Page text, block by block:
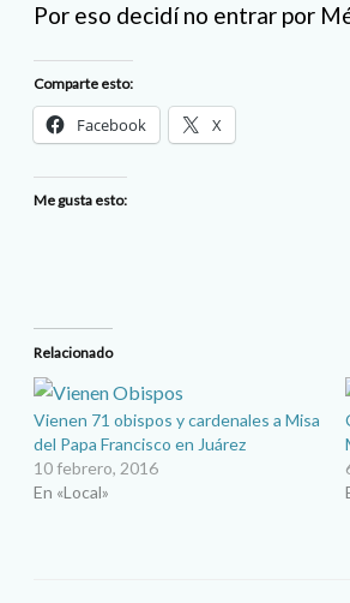
Por eso decidí no entrar por
Comparte esto:
Facebook X
Me gusta esto:
Relacionado
Vienen 71 obispos y cardenales a Misa
del Papa Francisco en Juárez
10 febrero, 2016
En «Local»